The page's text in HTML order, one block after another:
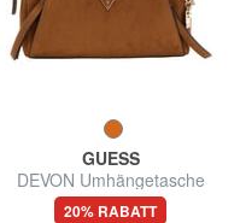
GUESS
DEVON Umhängetasche
20% RABATT